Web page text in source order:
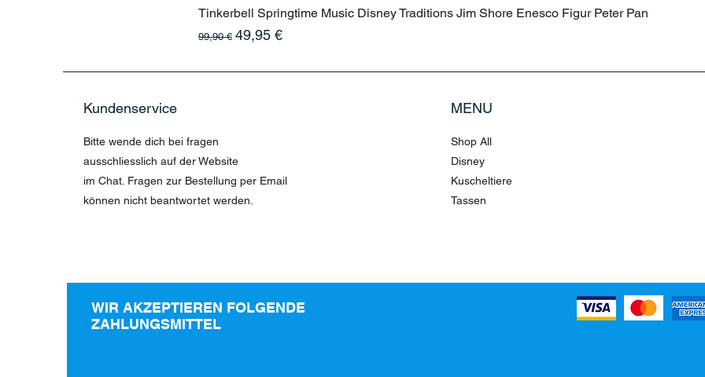
Tinkerbell Springtime Music Disney Traditions Jim Shore Enesco Figur Peter Pan
Standardpreis
99,90 € Sale-Preis
49,95 €
Kundenservice
Bitte wende dich bei fragen
ausschliesslich auf der Website
im Chat. Fragen zur Bestellung per Email
können nicht beantwortet werden.
MENU
Shop All
Disney
Kuscheltiere
Tassen
WIR AKZEPTIEREN FOLGENDE
ZAHLUNGSMITTEL